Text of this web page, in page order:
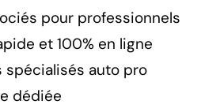
pour professionnels
et 100% en ligne
spécialisés auto pro
dédiée